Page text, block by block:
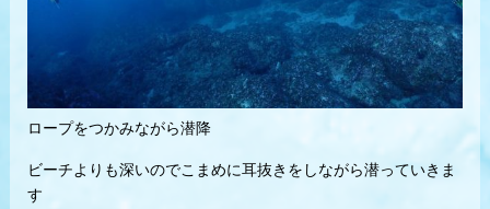
ロープをつかみながら潜降
ビーチよりも深いのでこまめに耳抜きをしながら潜っていきま
す